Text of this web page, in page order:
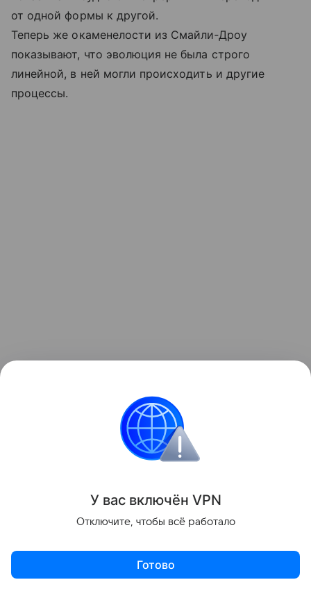
от одной формы к другой.
Теперь же окаменелости из Смайли‑Дроу
показывают, что эволюция не была строго
линейной, в ней могли происходить и другие
процессы.
ископаемые доказательства миграции животных
У вас включён VPN
Отключите, чтобы всё работало
Готово